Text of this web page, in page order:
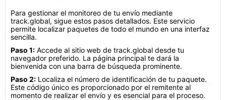
Para gestionar el monitoreo de tu envío mediante
track.global, sigue estos pasos detallados. Este servicio
permite localizar paquetes de todo el mundo en una interfaz
sencilla.
Paso 1: Accede al sitio web de track.global desde tu
navegador preferido. La página principal te dará la
bienvenida con una barra de búsqueda prominente.
Paso 2: Localiza el número de identificación de tu paquete.
Este código único es proporcionado por el remitente al
momento de realizar el envío y es esencial para el proceso.